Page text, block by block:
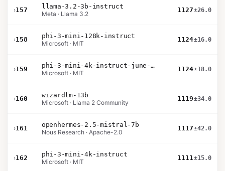
›157
llama-3.2-3b-instruct
Meta · Llama 3.2
1127±26.0
›158
phi-3-mini-128k-instruct
Microsoft · MIT
1124±16.0
›159
phi-3-mini-4k-instruct-june-2024
Microsoft · MIT
1124±18.0
›160
wizardlm-13b
Microsoft · Llama 2 Community
1119±34.0
›161
openhermes-2.5-mistral-7b
Nous Research · Apache-2.0
1117±42.0
›162
phi-3-mini-4k-instruct
Microsoft · MIT
1111±15.0